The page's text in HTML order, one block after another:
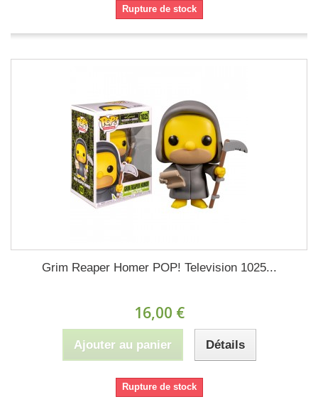
Rupture de stock
Grim Reaper Homer POP! Television 1025...
16,00 €
Ajouter au panier Détails
Rupture de stock